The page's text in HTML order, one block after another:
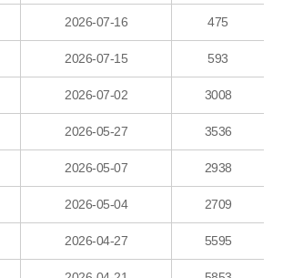
2026-07-16 475
2026-07-15 593
2026-07-02 3008
2026-05-27 3536
2026-05-07 2938
2026-05-04 2709
2026-04-27 5595